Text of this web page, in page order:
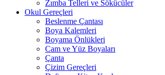
Zımba Telleri ve Sökücüler
Okul Gereçleri
Beslenme Çantası
Boya Kalemleri
Boyama Önlükleri
Cam ve Yüz Boyaları
Çanta
Çizim Gereçleri